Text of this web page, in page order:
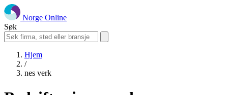
Norge Online
Søk
Hjem
/
nes verk